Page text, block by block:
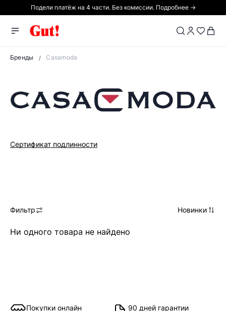
Подели платёж на 4 части. Без комиссии. Подробнее →
Бренды Casamoda
Сертификат подлинности
Новинки
Фильтр
Ни одного товара не найдено
Покупки онлайн
90 дней гарантии